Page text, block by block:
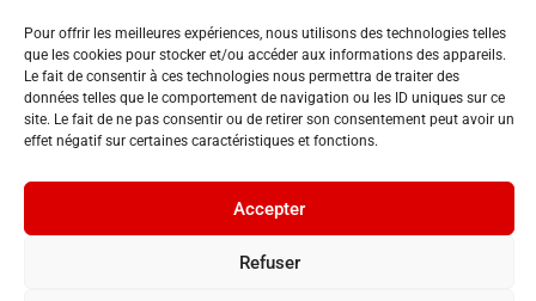
Pour offrir les meilleures expériences, nous utilisons des technologies telles
que les cookies pour stocker et/ou accéder aux informations des appareils.
Le fait de consentir à ces technologies nous permettra de traiter des
données telles que le comportement de navigation ou les ID uniques sur ce
site. Le fait de ne pas consentir ou de retirer son consentement peut avoir un
effet négatif sur certaines caractéristiques et fonctions.
Accepter
Refuser